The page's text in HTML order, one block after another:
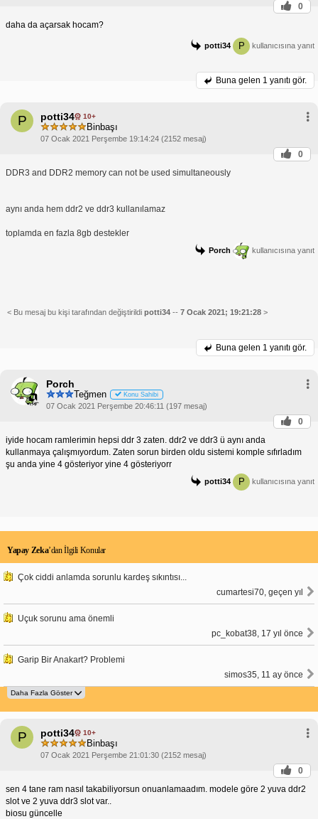
0
daha da açarsak hocam?
potti34 P kullanıcısına yanıt
Buna gelen 1 yanıtı gör.
P potti34 10+
Binbaşı
07 Ocak 2021 Perşembe 19:14:24 (2152 mesaj)
0
DDR3 and DDR2 memory can not be used simultaneously
aynı anda hem ddr2 ve ddr3 kullanılamaz
toplamda en fazla 8gb destekler
Porch kullanıcısına yanıt
< Bu mesaj bu kişi tarafından değiştirildi potti34 -- 7 Ocak 2021; 19:21:28 >
Buna gelen 1 yanıtı gör.
Porch
Teğmen Konu Sahibi
07 Ocak 2021 Perşembe 20:46:11 (197 mesaj)
0
iyide hocam ramlerimin hepsi ddr 3 zaten. ddr2 ve ddr3 ü aynı anda
kullanmaya çalışmıyordum. Zaten sorun birden oldu sistemi komple sıfırladım
şu anda yine 4 gösteriyor yine 4 gösteriyorr
potti34 P kullanıcısına yanıt
Yapay Zeka’dan İlgili Konular
Çok ciddi anlamda sorunlu kardeş sıkıntısı...
cumartesi70, geçen yıl
Uçuk sorunu ama önemli
pc_kobat38, 17 yıl önce
Garip Bir Anakart? Problemi
simos35, 11 ay önce
P potti34 10+
Binbaşı
07 Ocak 2021 Perşembe 21:01:30 (2152 mesaj)
0
sen 4 tane ram nasıl takabiliyorsun onuanlamaadım. modele göre 2 yuva ddr2
slot ve 2 yuva ddr3 slot var..
biosu güncelle